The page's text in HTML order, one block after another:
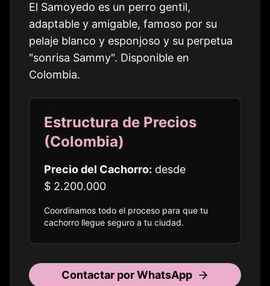
El Samoyedo es un perro gentil,
adaptable y amigable, famoso por su
pelaje blanco y esponjoso y su perpetua
"sonrisa Sammy". Disponible en
Colombia.
Estructura de Precios
(Colombia)
Precio del Cachorro: desde
$ 2.200.000
Coordinamos todo el proceso para que tu
cachorro llegue seguro a tu ciudad.
Contactar por WhatsApp